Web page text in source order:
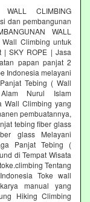
CLIMBING
dan pembangunan
WALL
Climbing untuk
| SKY ROPE | Jasa
papan panjat 2
Indonesia melayani
Tebing ( Wall
Nurul Islam
Wall Climbing yang
pembuatannya,
tebing fiber glass
glass Melayani
Panjat Tebing (
di Tempat Wisata
Tentang
Toke wall
manual yang
Hiking Climbing